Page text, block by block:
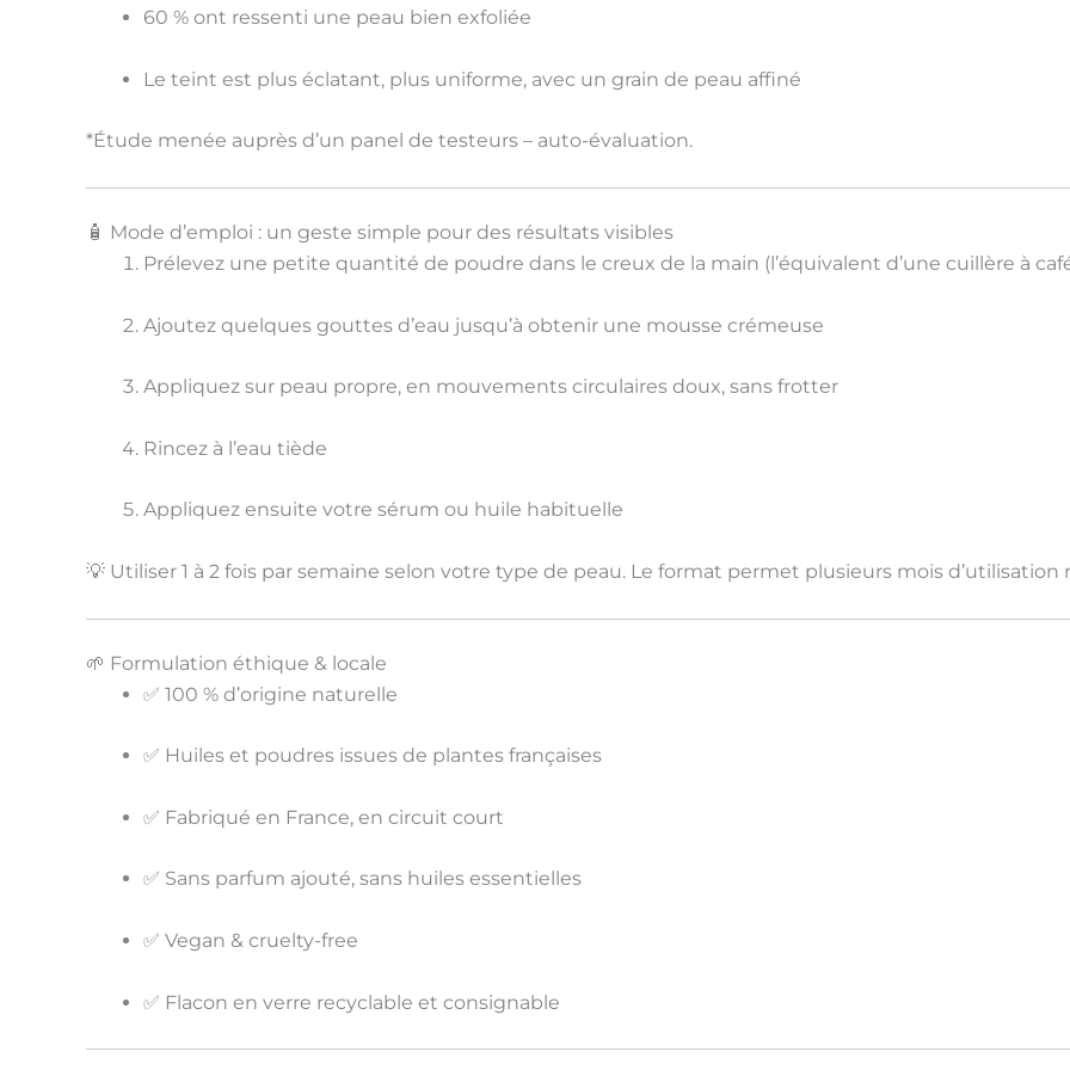
60 % ont ressenti une peau bien exfoliée
Le teint est plus éclatant, plus uniforme, avec un grain de peau affiné
*Étude menée auprès d’un panel de testeurs – auto-évaluation.
🧴 Mode d’emploi : un geste simple pour des résultats visibles
Prélevez une petite quantité de poudre dans le creux de la main (l’équivalent d’une cuillère à
Ajoutez quelques gouttes d’eau jusqu’à obtenir une mousse crémeuse
Appliquez sur peau propre, en mouvements circulaires doux, sans frotter
Rincez à l’eau tiède
Appliquez ensuite votre sérum ou huile habituelle
💡 Utiliser 1 à 2 fois par semaine selon votre type de peau. Le format permet plusieurs mois d’utilisation
🌱 Formulation éthique & locale
✅ 100 % d’origine naturelle
✅ Huiles et poudres issues de plantes françaises
✅ Fabriqué en France, en circuit court
✅ Sans parfum ajouté, sans huiles essentielles
✅ Vegan & cruelty-free
✅ Flacon en verre recyclable et consignable